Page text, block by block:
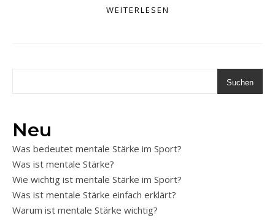
WEITERLESEN
Suchen
Neu
Was bedeutet mentale Stärke im Sport?
Was ist mentale Stärke?
Wie wichtig ist mentale Stärke im Sport?
Was ist mentale Stärke einfach erklärt?
Warum ist mentale Stärke wichtig?